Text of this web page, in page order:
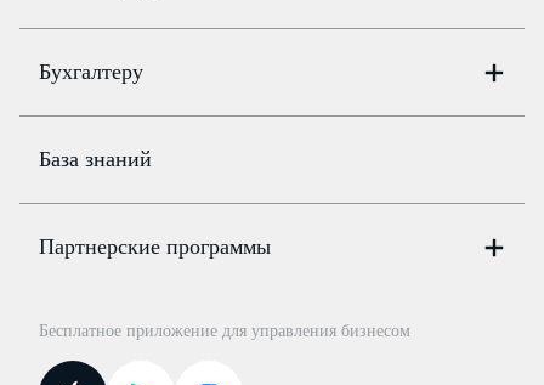
Бухгалтеру
Цены
Бюро
Консультации по учёту и налогам
Курсы повышения квалификации
Госпроверки
База знаний
Партнерские программы
Для самозанятых
Бесплатное приложение для управления бизнесом